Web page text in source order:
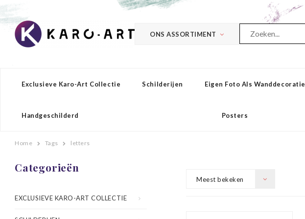
ONS ASSORTIMENT
Exclusieve Karo-Art Collectie Schilderijen Eigen Foto Als Wanddecoratie
Handgeschilderd Posters
Home Tags letters
Categorieën
EXCLUSIEVE KARO-ART COLLECTIE
Meest bekeken